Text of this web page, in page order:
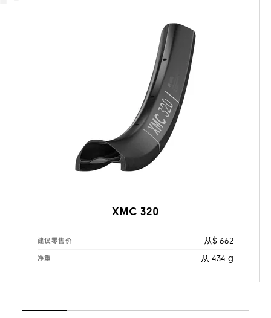
XMC 320
建议零售价 从$ 662
净重 从 434 g